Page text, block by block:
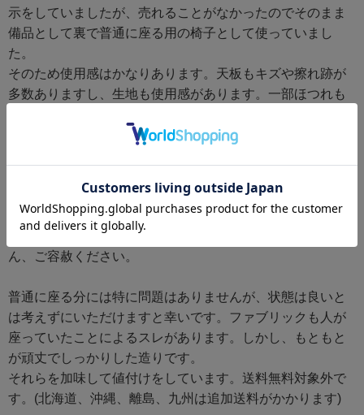
示をしていましたが、売れることがなかったのでそのまま
備品として裏で普通に座る用の椅子として使っていまし
た。
そのため使用感はかなりあります。天板もキズや擦れ跡が
多数ありますし、生地も使用感があります。一部ほつれも
その後、ドライヤーで乾燥させましたが、座面に少し乾燥
ムラが出来てしまいました。
使っていたらそのうち消えるかもしれませんがわかりませ
ん、ご容赦ください。
普通に座る分には特に問題はありませんが、状態は良いと
は考えずにいただけますと幸いです。ファブリックも人が
座っていたことによるスレがあります。しかし、もともと
が頑丈でしっかりした造りです。
それらを加味して値付けをしています。送料無料対象外で
す。(北海道、沖縄、離島、九州は追加送料がかかります)